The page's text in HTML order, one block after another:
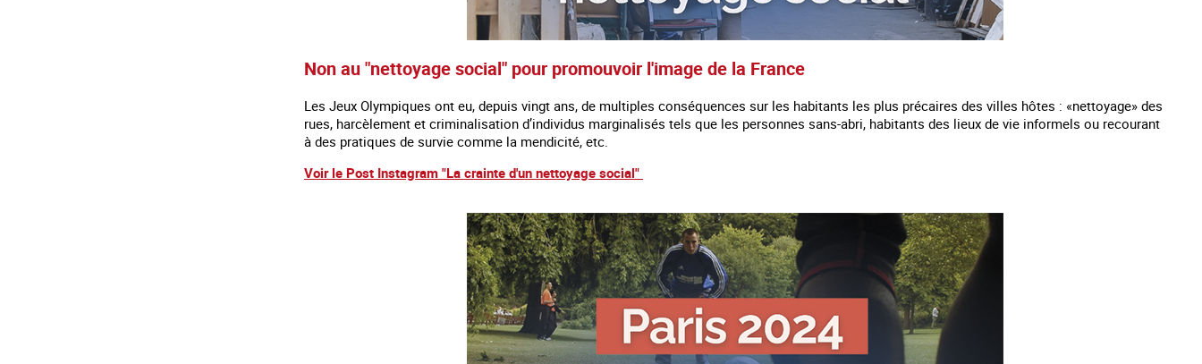
Non au "nettoyage social" pour promouvoir l'image de la France
Les Jeux Olympiques ont eu, depuis vingt ans, de multiples conséquences sur les habitants les plus précaires des villes hôtes : «nettoyage» des
rues, harcèlement et criminalisation d’individus marginalisés tels que les personnes sans-abri, habitants des lieux de vie informels ou recourant
à des pratiques de survie comme la mendicité, etc.
Voir le Post Instagram "La crainte d'un nettoyage social"